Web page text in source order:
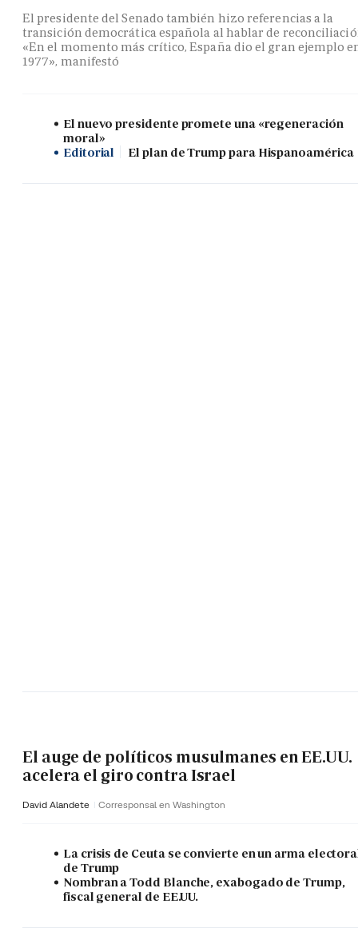
El presidente del Senado también hizo referencias a la
transición democrática española al hablar de
«En el momento más crítico, España dio el gran ejemplo
1977», manifestó
El nuevo presidente promete una «regeneración
moral»
Editorial
El plan de Trump para Hispanoamérica
El auge de políticos musulmanes en EE.UU.
acelera el giro contra Israel
David Alandete Corresponsal en Washington
La crisis de Ceuta se convierte en un arma
de Trump
Nombran a Todd Blanche, exabogado de Trump,
fiscal general de EE.UU.